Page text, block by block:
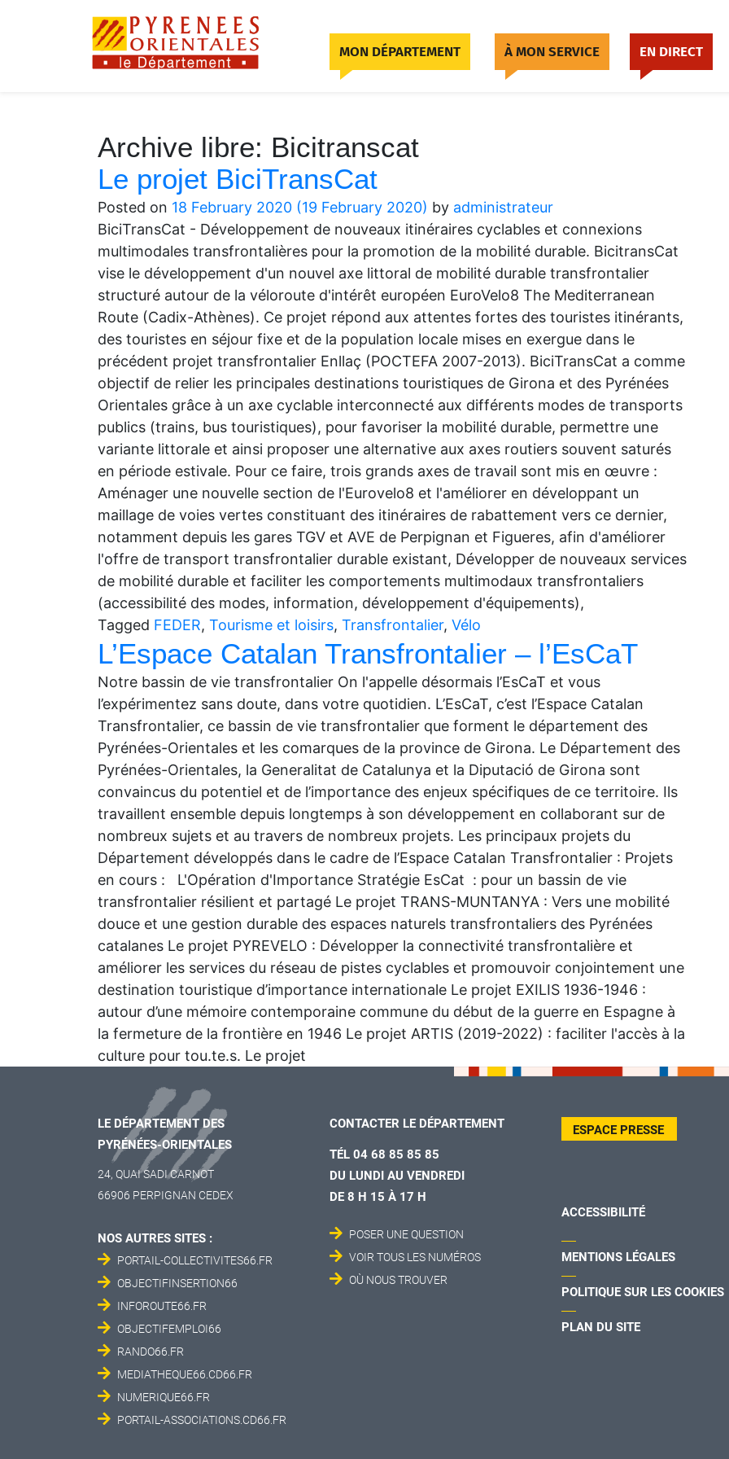
MON DÉPARTEMENT À MON SERVICE EN DIRECT
Archive libre: Bicitranscat
Le projet BiciTransCat
Posted on 18 February 2020 (19 February 2020) by administrateur
BiciTransCat - Développement de nouveaux itinéraires cyclables et connexions
multimodales transfrontalières pour la promotion de la mobilité durable. BicitransCat
vise le développement d'un nouvel axe littoral de mobilité durable transfrontalier
structuré autour de la véloroute d'intérêt européen EuroVelo8 The Mediterranean
Route (Cadix-Athènes). Ce projet répond aux attentes fortes des touristes itinérants,
des touristes en séjour fixe et de la population locale mises en exergue dans le
précédent projet transfrontalier Enllaç (POCTEFA 2007-2013). BiciTransCat a comme
objectif de relier les principales destinations touristiques de Girona et des Pyrénées
Orientales grâce à un axe cyclable interconnecté aux différents modes de transports
publics (trains, bus touristiques), pour favoriser la mobilité durable, permettre une
variante littorale et ainsi proposer une alternative aux axes routiers souvent saturés
en période estivale. Pour ce faire, trois grands axes de travail sont mis en œuvre :
Aménager une nouvelle section de l'Eurovelo8 et l'améliorer en développant un
maillage de voies vertes constituant des itinéraires de rabattement vers ce dernier,
notamment depuis les gares TGV et AVE de Perpignan et Figueres, afin d'améliorer
l'offre de transport transfrontalier durable existant, Développer de nouveaux services
de mobilité durable et faciliter les comportements multimodaux transfrontaliers
(accessibilité des modes, information, développement d'équipements),
Tagged FEDER, Tourisme et loisirs, Transfrontalier, Vélo
L’Espace Catalan Transfrontalier – l’EsCaT
Notre bassin de vie transfrontalier On l'appelle désormais l’EsCaT et vous
l’expérimentez sans doute, dans votre quotidien. L’EsCaT, c’est l’Espace Catalan
Transfrontalier, ce bassin de vie transfrontalier que forment le département des
Pyrénées-Orientales et les comarques de la province de Girona. Le Département des
Pyrénées-Orientales, la Generalitat de Catalunya et la Diputació de Girona sont
convaincus du potentiel et de l’importance des enjeux spécifiques de ce territoire. Ils
travaillent ensemble depuis longtemps à son développement en collaborant sur de
nombreux sujets et au travers de nombreux projets. Les principaux projets du
Département développés dans le cadre de l’Espace Catalan Transfrontalier : Projets
en cours : L'Opération d'Importance Stratégie EsCat : pour un bassin de vie
transfrontalier résilient et partagé Le projet TRANS-MUNTANYA : Vers une mobilité
douce et une gestion durable des espaces naturels transfrontaliers des Pyrénées
catalanes Le projet PYREVELO : Développer la connectivité transfrontalière et
améliorer les services du réseau de pistes cyclables et promouvoir conjointement une
destination touristique d’importance internationale Le projet EXILIS 1936-1946 :
autour d’une mémoire contemporaine commune du début de la guerre en Espagne à
la fermeture de la frontière en 1946 Le projet ARTIS (2019-2022) : faciliter l'accès à la
culture pour tou.te.s. Le projet
LE DÉPARTEMENT DES
PYRÉNÉES-ORIENTALES
24, QUAI SADI CARNOT
66906 PERPIGNAN CEDEX
NOS AUTRES SITES :
PORTAIL-COLLECTIVITES66.FR
OBJECTIFINSERTION66
INFOROUTE66.FR
OBJECTIFEMPLOI66
RANDO66.FR
MEDIATHEQUE66.CD66.FR
NUMERIQUE66.FR
PORTAIL-ASSOCIATIONS.CD66.FR
CONTACTER LE DÉPARTEMENT
TÉL 04 68 85 85 85
DU LUNDI AU VENDREDI
DE 8 H 15 À 17 H
POSER UNE QUESTION
VOIR TOUS LES NUMÉROS
OÙ NOUS TROUVER
ESPACE PRESSE
ACCESSIBILITÉ
MENTIONS LÉGALES
POLITIQUE SUR LES COOKIES
PLAN DU SITE